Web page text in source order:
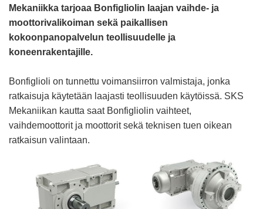
Mekaniikka tarjoaa Bonfigliolin laajan vaihde- ja
moottorivalikoiman sekä paikallisen
kokoonpanopalvelun teollisuudelle ja
koneenrakentajille.
Bonfiglioli on tunnettu voimansiirron valmistaja, jonka
ratkaisuja käytetään laajasti teollisuuden käytöissä. SKS
Mekaniikan kautta saat Bonfigliolin vaihteet,
vaihdemoottorit ja moottorit sekä teknisen tuen oikean
ratkaisun valintaan.